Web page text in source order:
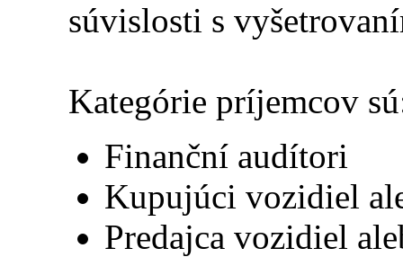
súvislosti s
Kategórie príjemcov
Finanční audítori
Kupujúci vozidiel
Predajca vozidiel